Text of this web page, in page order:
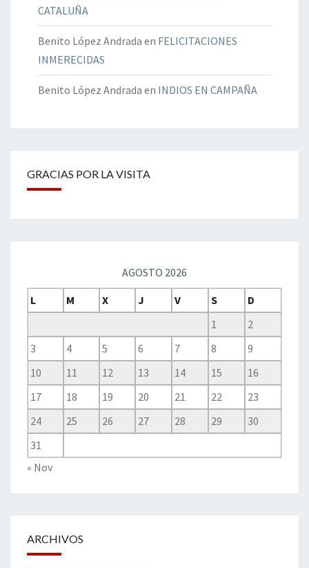
CATALUÑA
Benito López Andrada en FELICITACIONES
INMERECIDAS
Benito López Andrada en INDIOS EN CAMPAÑA
GRACIAS POR LA VISITA
AGOSTO 2026
L
M X J V S
D
1
2
3
4 5 6 7 8
9
10
11 12 13 14 15
16
17
18 19 20 21 22
23
24
25 26 27 28 29
30
31
« Nov
ARCHIVOS